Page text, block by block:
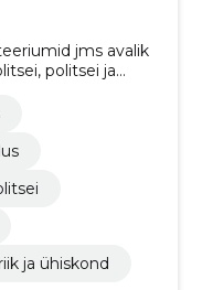
jms avalik
politsei ja
Nafta ja
riik ja ühiskond